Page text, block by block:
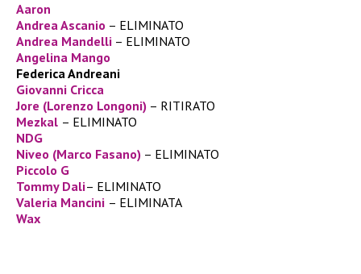
Aaron
Andrea Ascanio – ELIMINATO
Andrea Mandelli – ELIMINATO
Angelina Mango
Federica Andreani
Giovanni Cricca
Jore (Lorenzo Longoni) – RITIRATO
Mezkal – ELIMINATO
NDG
Niveo (Marco Fasano) – ELIMINATO
Piccolo G
Tommy Dali– ELIMINATO
Valeria Mancini – ELIMINATA
Wax